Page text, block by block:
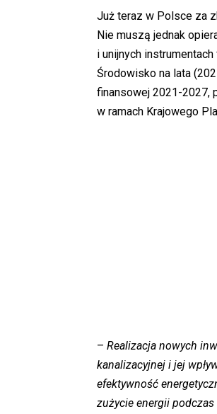
Już teraz w Polsce za
Nie muszą jednak
i unijnych
Środowisko na lata
finansowej 2021-2027,
w ramach Krajowego
– Realizacja nowych
kanalizacyjnej i jej
efektywność
zużycie energii